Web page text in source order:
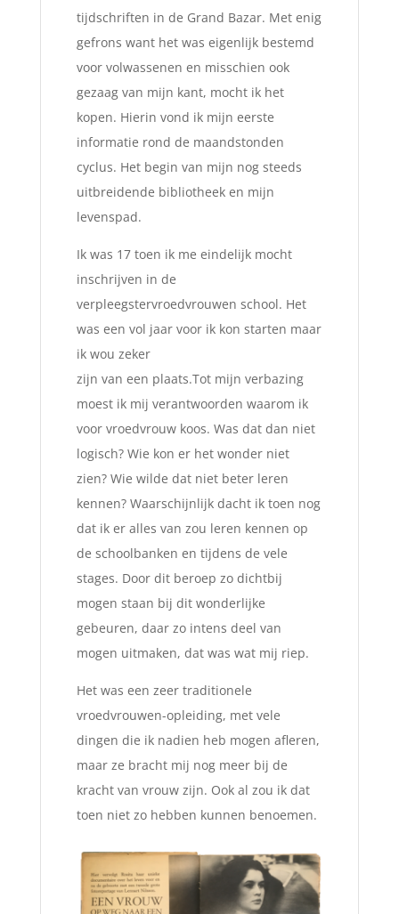
tijdschriften in de Grand Bazar. Met enig
gefrons want het was eigenlijk bestemd
voor volwassenen en misschien ook
gezaag van mijn kant, mocht ik het
kopen. Hierin vond ik mijn eerste
informatie rond de maandstonden
cyclus. Het begin van mijn nog steeds
uitbreidende bibliotheek en mijn
levenspad.
Ik was 17 toen ik me eindelijk mocht
inschrijven in de
verpleegstervroedvrouwen school. Het
was een vol jaar voor ik kon starten maar
ik wou zeker
zijn van een plaats.Tot mijn verbazing
moest ik mij verantwoorden waarom ik
voor vroedvrouw koos. Was dat dan niet
logisch? Wie kon er het wonder niet
zien? Wie wilde dat niet beter leren
kennen? Waarschijnlijk dacht ik toen nog
dat ik er alles van zou leren kennen op
de schoolbanken en tijdens de vele
stages. Door dit beroep zo dichtbij
mogen staan bij dit wonderlijke
gebeuren, daar zo intens deel van
mogen uitmaken, dat was wat mij riep.
Het was een zeer traditionele
vroedvrouwen-opleiding, met vele
dingen die ik nadien heb mogen afleren,
maar ze bracht mij nog meer bij de
kracht van vrouw zijn. Ook al zou ik dat
toen niet zo hebben kunnen benoemen.